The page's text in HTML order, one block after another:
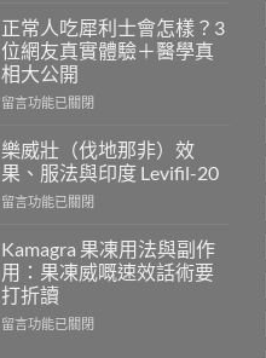
期
服
用
威
而
會
導
致
不
嗎？
科
學
實
證
正常人吃犀利士會怎樣？3
位網友真實體驗＋醫學真
相大公開
在
常
人
吃
犀
士
會
怎
樣？
3
留言功能已關閉
樂威壯（伐地那非）效
果、服法與印度 Levifil-20
在
威
壯
（伐
地
那
留言功能已關閉
Kamagra 果凍用法與副作
用：果凍威嘅速效話術要
打折讀
在
留言功能已關閉